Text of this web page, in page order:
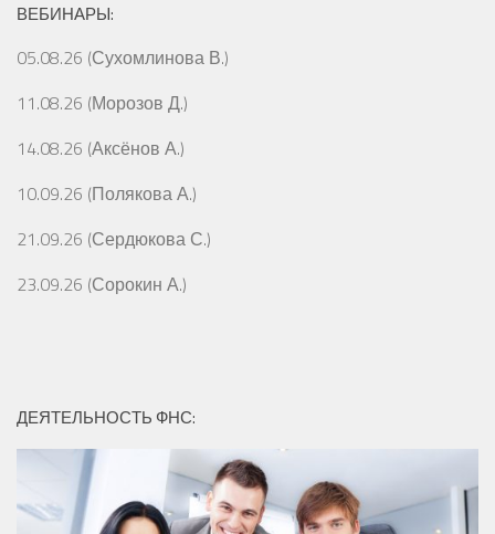
ВЕБИНАРЫ:
05.08.26 (Сухомлинова В.)
11.08.26 (Морозов Д.)
14.08.26 (Аксёнов А.)
10.09.26 (Полякова А.)
21.09.26 (Сердюкова С.)
23.09.26 (Сорокин А.)
ДЕЯТЕЛЬНОСТЬ ФНС: